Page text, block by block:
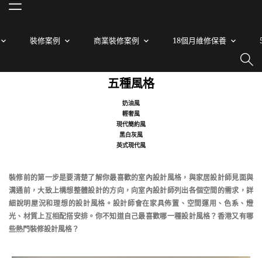
裝修案例 商業裝修案例 18個月維修保養
五種風格
奶油風
輕奢風
現代簡約風
黑白灰風
英式現代風
裝修前的第一步是要清楚了解你最喜歡的室內設計風格，與家居設計師見面與
溝通前，大致上構想整體設計的方向，向室內設計師列出各個空間的需求，詳
細說明屋況和理想的設計風格。設計師會在家具佈置、空間運用、色系、燈
光、材質上互相配搭安排。你不知道自己最喜歡哪一種設計風格？香港又有哪
些熱門裝修設計風格？